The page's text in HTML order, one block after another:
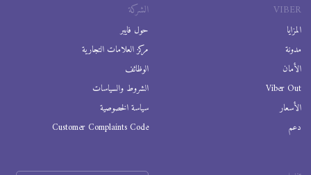
VIBER
المزايا
مدونة
الأمان
Viber Out
الأسعار
دعم
الشركة
حول فايبر
مركز العلامات التجارية
الوظائف
الشروط والسياسات
سياسة الخصوصية
Customer Complaints Code